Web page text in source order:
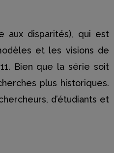
aux disparités), qui est
et les visions de
Bien que la série soit
plus historiques.
d’étudiants et